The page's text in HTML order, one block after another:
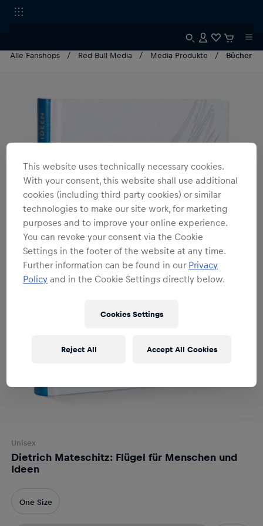
Alle Fanshops Red Bull Media Media Produkte Bücher
Unisex
Dietrich Mateschitz: Flügel für Menschen und
Ideen
One Size
This website uses technically necessary cookies.
With your consent, this website shall use additional
cookies (including third party cookies) or similar
technologies to make our site work, for marketing
purposes and to improve your online experience.
You can revoke your consent via the Cookie
Settings in the footer of the website at any time.
Further information can be found in our Privacy
Policy and in the Cookie Settings directly below.
Cookies Settings
Reject All Accept All Cookies